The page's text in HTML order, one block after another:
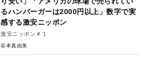
るハンバーガーは2000円以上」数字で実
感する激安ニッポン
激安ニッポン＃１
谷本真由美